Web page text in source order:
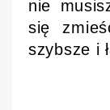
nie
się
szybsze i